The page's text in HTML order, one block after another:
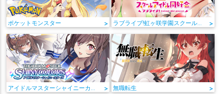
ポケットモンスター > ラブライブ!虹ヶ咲学園スクールアイドル同好会 >
アイドルマスターシャイニーカラーズ > 無職転生 >